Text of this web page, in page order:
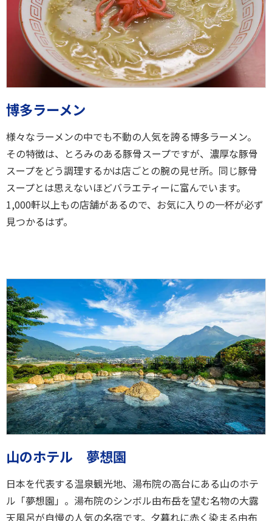
博多ラーメン
様々なラーメンの中でも不動の人気を誇る博多ラーメン。
その特徴は、とろみのある豚骨スープですが、濃厚な豚骨
スープをどう調理するかは店ごとの腕の見せ所。同じ豚骨
スープとは思えないほどバラエティーに富んでいます。
1,000軒以上もの店舗があるので、お気に入りの一杯が必ず
見つかるはず。
山のホテル 夢想園
日本を代表する温泉観光地、湯布院の高台にある山のホテ
ル「夢想園」。湯布院のシンボル由布岳を望む名物の大露
天風呂が自慢の人気の名宿です。夕暮れに赤く染まる由布